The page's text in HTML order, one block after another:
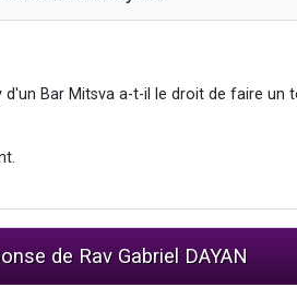
d'un Bar Mitsva a-t-il le droit de faire
de Rav Gabriel DAYAN